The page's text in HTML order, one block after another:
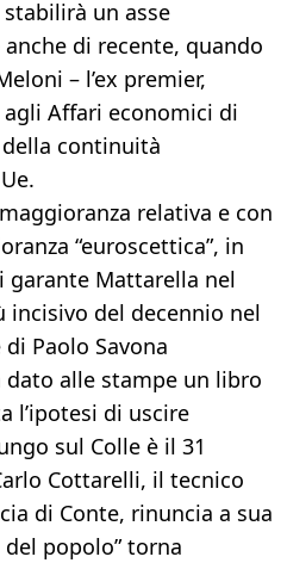
un asse
di recente, quando
– l’ex premier,
Affari economici di
continuità
relativa e con
“euroscettica”, in
garante Mattarella nel
incisivo del decennio nel
Paolo Savona
dato alle stampe un libro
l’ipotesi di uscire
sul Colle è il 31
Cottarelli, il tecnico
di Conte, rinuncia a sua
del popolo” torna